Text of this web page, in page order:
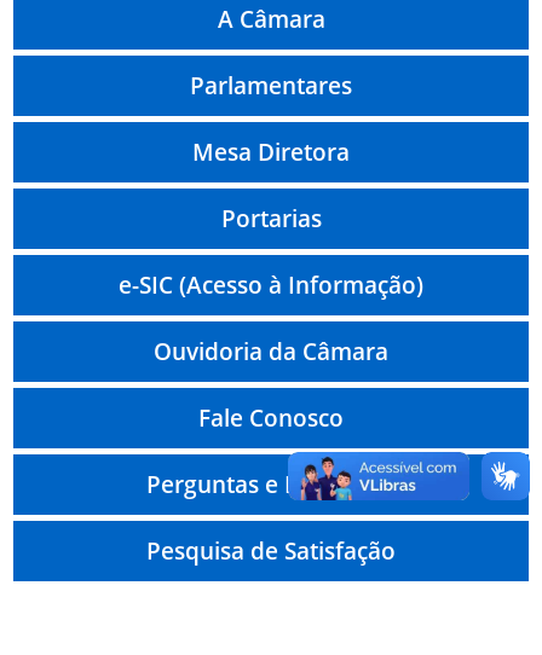
A Câmara
Parlamentares
Mesa Diretora
Portarias
e-SIC (Acesso à Informação)
Ouvidoria da Câmara
Fale Conosco
Perguntas e Respostas
Pesquisa de Satisfação